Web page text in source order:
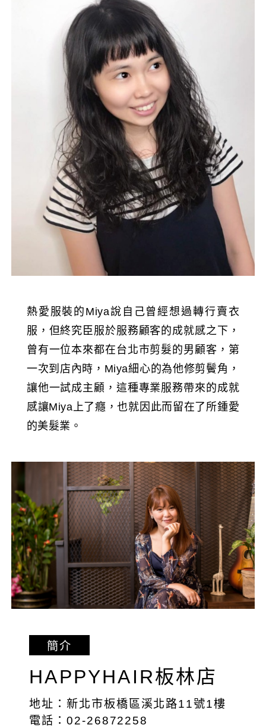
熱愛服裝的Miya說自己曾經想過轉行賣衣
服，但終究臣服於服務顧客的成就感之下，
曾有一位本來都在台北市剪髮的男顧客，第
一次到店內時，Miya細心的為他修剪鬢角，
讓他一試成主顧，這種專業服務帶來的成就
感讓Miya上了癮，也就因此而留在了所鍾愛
的美髮業。
簡介
HAPPYHAIR板林店
地址：新北市板橋區溪北路11號1樓
電話：02-26872258